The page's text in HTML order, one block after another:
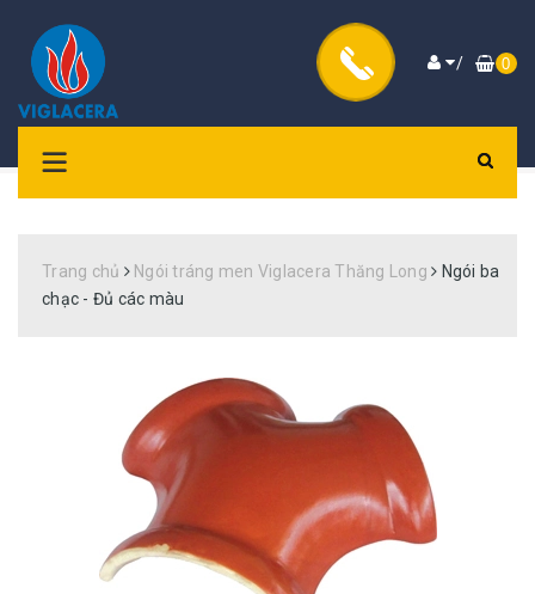
/ 0
Trang chủ Ngói tráng men Viglacera Thăng Long
Ngói ba
chạc - Đủ các màu